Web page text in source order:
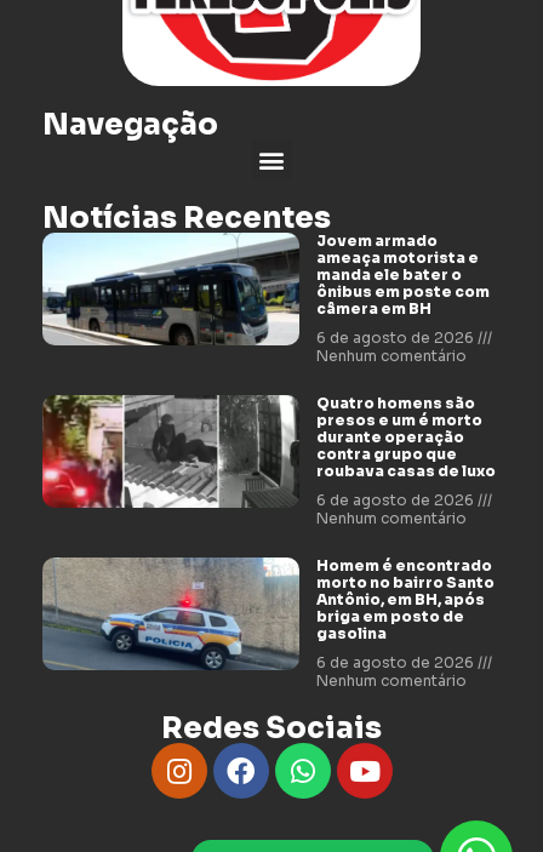
Navegação
Notícias Recentes
Jovem armado
ameaça motorista e
manda ele bater o
ônibus em poste com
câmera em BH
6 de agosto de 2026
Nenhum comentário
Quatro homens são
presos e um é morto
durante operação
contra grupo que
roubava casas de luxo
6 de agosto de 2026
Nenhum comentário
Homem é encontrado
morto no bairro Santo
Antônio, em BH, após
briga em posto de
gasolina
6 de agosto de 2026
Nenhum comentário
Redes Sociais